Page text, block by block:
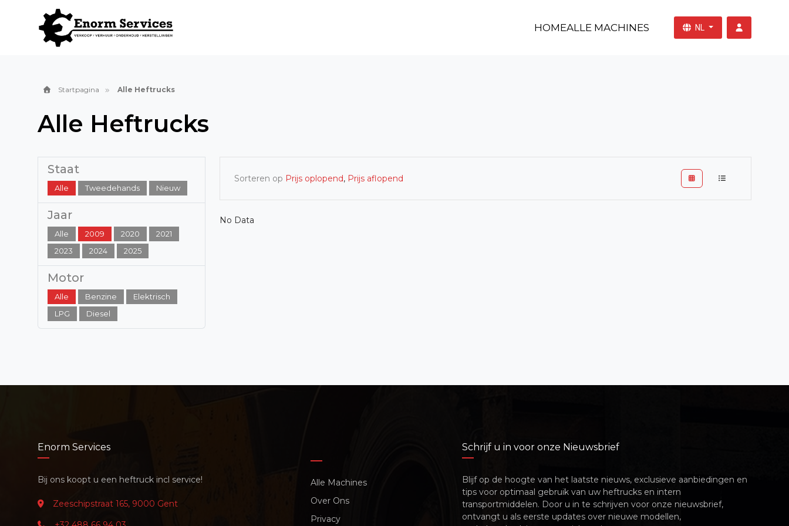
HOMEALLE MACHINES NL
Startpagina Alle Heftrucks
Alle Heftrucks
Staat
Alle Tweedehands Nieuw
Jaar
Alle 2009 2020
2021
2023
2024 2025
Motor
Alle Benzine
Elektrisch
LPG
Diesel
Sorteren op Prijs oplopend, Prijs aflopend
No Data
Enorm Services
Bij ons koopt u een heftruck incl service!
Zeeschipstraat 165, 9000 Gent
Alle Machines
Over Ons
Privacy
Schrijf u in voor onze Nieuwsbrief
Blijf op de hoogte van het laatste nieuws, exclusieve aanbiedingen en
tips voor optimaal gebruik van uw heftrucks en intern
transportmiddelen. Door u in te schrijven voor onze nieuwsbrief,
ontvangt u als eerste updates over nieuwe modellen,